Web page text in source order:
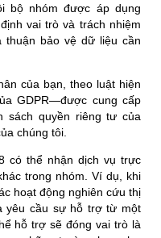
bộ nhóm được áp dụng
vai trò và trách nhiệm
thuận bảo vệ dữ liệu cần
của bạn, theo luật hiện
GDPR—được cung cấp
sách quyền riêng tư của
chúng tôi.
có thể nhận dịch vụ trực
trong nhóm. Ví dụ, khi
hoạt động nghiên cứu thị
yêu cầu sự hỗ trợ từ một
hỗ trợ sẽ đóng vai trò là